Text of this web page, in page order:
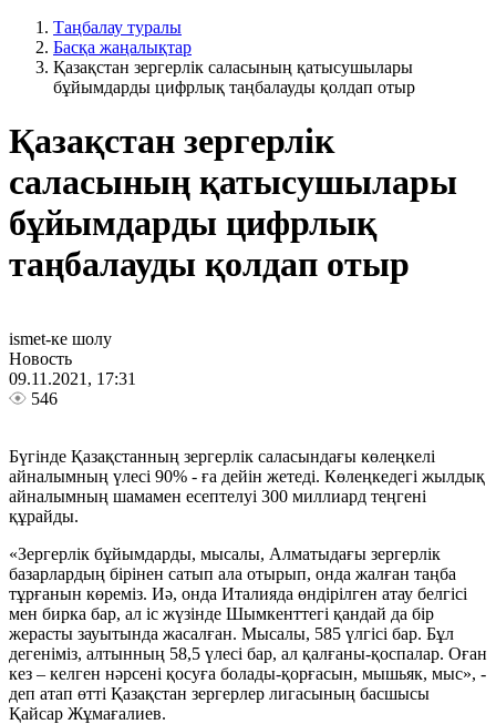
Таңбалау туралы
Басқа жаңалықтар
Қазақстан зергерлік саласының қатысушылары
бұйымдарды цифрлық таңбалауды қолдап отыр
Қазақстан зергерлік
саласының қатысушылары
бұйымдарды цифрлық
таңбалауды қолдап отыр
ismet-ке шолу
Новость
09.11.2021, 17:31
546
Бүгінде Қазақстанның зергерлік саласындағы көлеңкелі
айналымның үлесі 90% - ға дейін жетеді. Көлеңкедегі жылдық
айналымның шамамен есептелуі 300 миллиард теңгені
құрайды.
«Зергерлік бұйымдарды, мысалы, Алматыдағы зергерлік
базарлардың бірінен сатып ала отырып, онда жалған таңба
тұрғанын көреміз. Иә, онда Италияда өндірілген атау белгісі
мен бирка бар, ал іс жүзінде Шымкенттегі қандай да бір
жерасты зауытында жасалған. Мысалы, 585 үлгісі бар. Бұл
дегеніміз, алтынның 58,5 үлесі бар, ал қалғаны-қоспалар. Оған
кез – келген нәрсені қосуға болады-қорғасын, мышьяк, мыс», -
деп атап өтті Қазақстан зергерлер лигасының басшысы
Қайсар Жұмағалиев.